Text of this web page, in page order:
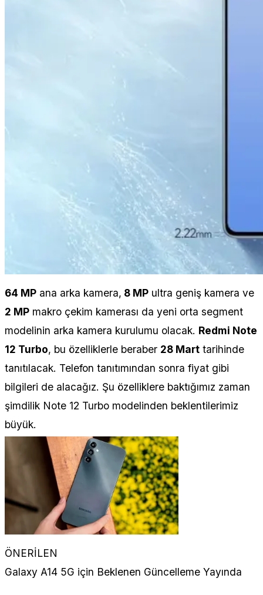
64 MP ana arka kamera, 8 MP ultra geniş kamera ve
2 MP makro çekim kamerası da yeni orta segment
modelinin arka kamera kurulumu olacak. Redmi Note
12 Turbo, bu özelliklerle beraber 28 Mart tarihinde
tanıtılacak. Telefon tanıtımından sonra fiyat gibi
bilgileri de alacağız. Şu özelliklere baktığımız zaman
şimdilik Note 12 Turbo modelinden beklentilerimiz
büyük.
ÖNERİLEN
Galaxy A14 5G için Beklenen Güncelleme Yayında